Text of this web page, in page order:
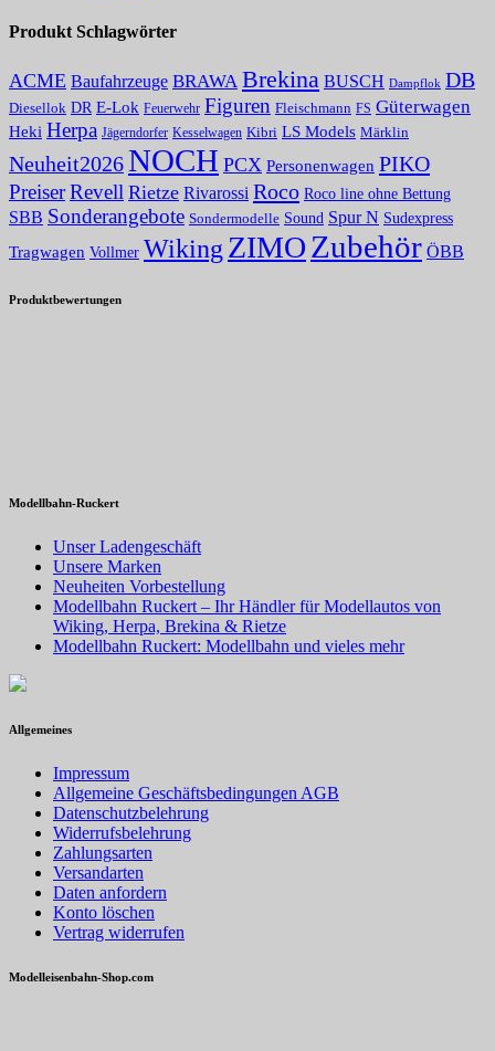
Produkt Schlagwörter
ACME Baufahrzeuge BRAWA Brekina BUSCH Dampflok DB
Diesellok DR E-Lok Feuerwehr Figuren Fleischmann FS Güterwagen
Heki Herpa Jägerndorfer Kesselwagen Kibri LS Models Märklin
Neuheit2026NOCH PCX Personenwagen PIKO
PreiserRevell Rietze Rivarossi Roco Roco line ohne Bettung
SBB Sonderangebote Sondermodelle Sound Spur N Sudexpress
Tragwagen Vollmer Wiking ZIMOZubehör ÖBB
Produktbewertungen
Modellbahn-Ruckert
Unser Ladengeschäft
Unsere Marken
Neuheiten Vorbestellung
Modellbahn Ruckert – Ihr Händler für Modellautos von
Wiking, Herpa, Brekina & Rietze
Modellbahn Ruckert: Modellbahn und vieles mehr
Allgemeines
Impressum
Allgemeine Geschäftsbedingungen AGB
Datenschutzbelehrung
Widerrufsbelehrung
Zahlungsarten
Versandarten
Daten anfordern
Konto löschen
Vertrag widerrufen
Modelleisenbahn-Shop.com